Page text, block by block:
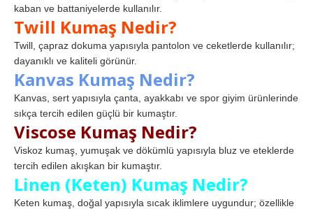
kaban ve battaniyelerde kullanılır.
Twill Kumaş Nedir?
Twill, çapraz dokuma yapısıyla pantolon ve ceketlerde kullanılır;
dayanıklı ve kaliteli görünür.
Kanvas Kumaş Nedir?
Kanvas, sert yapısıyla çanta, ayakkabı ve spor giyim ürünlerinde
sıkça tercih edilen güçlü bir kumaştır.
Viscose Kumaş Nedir?
Viskoz kumaş, yumuşak ve dökümlü yapısıyla bluz ve eteklerde
tercih edilen akışkan bir kumaştır.
Linen (Keten) Kumaş Nedir?
Keten kumaş, doğal yapısıyla sıcak iklimlere uygundur; özellikle